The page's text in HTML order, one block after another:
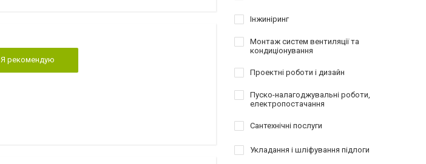
Я рекомендую
Інжиніринг
Монтаж систем вентиляції та
кондиціонування
Проектні роботи і дизайн
Пуско-налагоджувальні роботи,
електропостачання
Сантехнічні послуги
Укладання і шліфування підлоги